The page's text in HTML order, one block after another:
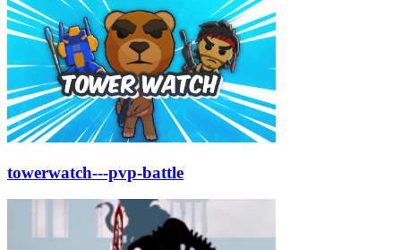
towerwatch---pvp-battle